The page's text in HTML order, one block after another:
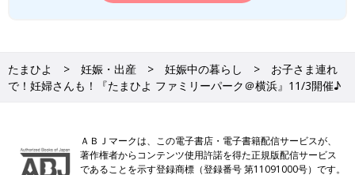
たまひよ 妊娠・出産 妊娠中の暮らし
お子さま連れ
で！妊婦さんも！『たまひよ ファミリーパーク＠横浜』11/3開催♪
ＡＢＪマークは、この電子書店・電子書籍配信サービスが、
著作権者からコンテンツ使用許諾を得た正規版配信サービス
であることを示す登録商標（登録番号 第11091000号）です。